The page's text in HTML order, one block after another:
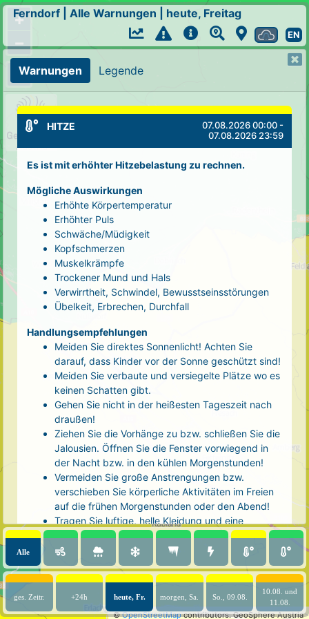
+
−
©OpenStreetMapcontributors. GeoSphere Austria
Ferndorf Alle Warnungen heute, Freitag
EN
Warnungen Legende
HITZE
07.08.2026 00:00 -
07.08.2026 23:59
Es ist mit erhöhter Hitzebelastung zu rechnen.
Mögliche Auswirkungen
Erhöhte Körpertemperatur
Erhöhter Puls
Schwäche/Müdigkeit
Kopfschmerzen
Muskelkrämpfe
Trockener Mund und Hals
Verwirrtheit, Schwindel, Bewusstseinsstörungen
Übelkeit, Erbrechen, Durchfall
Handlungsempfehlungen
Meiden Sie direktes Sonnenlicht! Achten Sie
darauf, dass Kinder vor der Sonne geschützt sind!
Meiden Sie verbaute und versiegelte Plätze wo es
keinen Schatten gibt.
Gehen Sie nicht in der heißesten Tageszeit nach
draußen!
Ziehen Sie die Vorhänge zu bzw. schließen Sie die
Jalousien. Öffnen Sie die Fenster vorwiegend in
der Nacht bzw. in den kühlen Morgenstunden!
Vermeiden Sie große Anstrengungen bzw.
verschieben Sie körperliche Aktivitäten im Freien
auf die frühen Morgenstunden oder den Abend!
Tragen Sie luftige, helle Kleidung und eine
Kopfbedeckung!
Nehmen Sie eine kühle Dusche! Auch kalte Arm-
und Fußbäder wirken entlastend.
Trinken Sie ausreichend und regelmäßig
(mindestens 2 - 3 Liter pro Tag)! Optimal sind
Wasser, ungesüßter Tee oder mit Wasser
Alle
ges. Zeitr. +24h heute, Fr. morgen, Sa. So., 09.08.
10.08. und
11.08.